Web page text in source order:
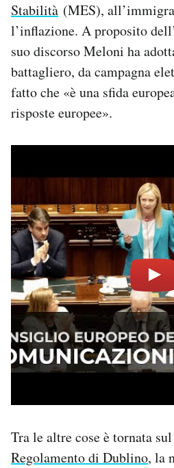
Stabilità (MES),
l’inflazione. A proposito
suo discorso Meloni ha
battagliero, da campagna
fatto che «è una sfida
risposte europee».
Tra le altre cose è tornata
Regolamento di Dublino, la